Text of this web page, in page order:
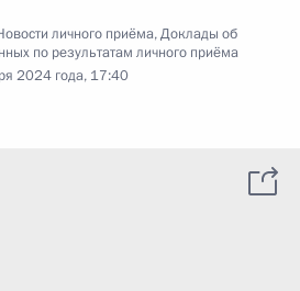
личного приёма,Доклады об
по результатам личного приёма
2024 года, 17:40